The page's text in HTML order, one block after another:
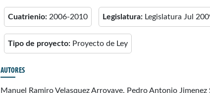
Cuatrienio: 2006-2010 Legislatura: Legislatura Jul
Tipo de proyecto: Proyecto de Ley
AUTORES
Manuel Ramiro Velasquez Arroyave, Pedro Antonio